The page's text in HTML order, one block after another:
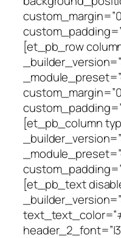
[et_pb_row
[et_pb_column
[et_pb_text